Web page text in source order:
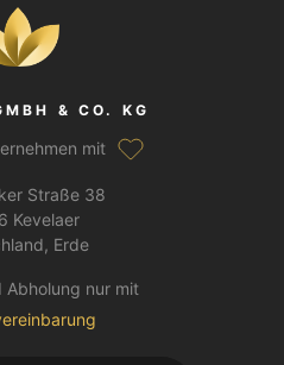
& CO. KG
mit
Straße 38
Kevelaer
Erde
Abholung nur mit